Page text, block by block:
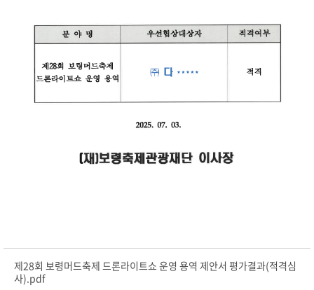
제28회 보령머드축제 드론라이트쇼 운영 용역 제안서 평가결과(적격심
사).pdf